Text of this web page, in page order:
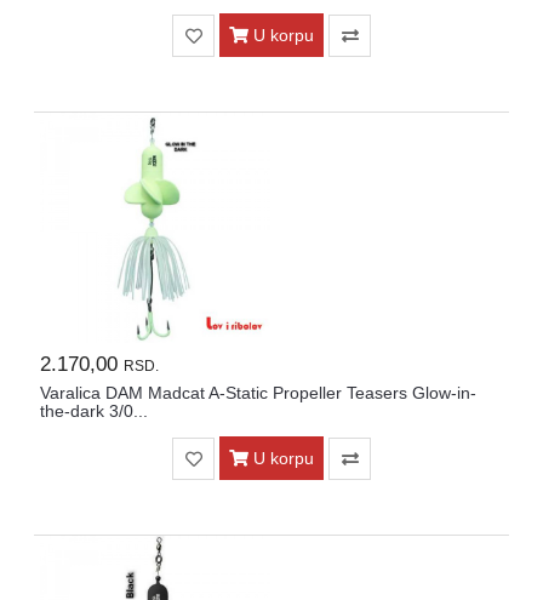
U korpu
2.170,00 RSD.
Varalica DAM Madcat A-Static Propeller Teasers Glow-in-
the-dark 3/0...
U korpu